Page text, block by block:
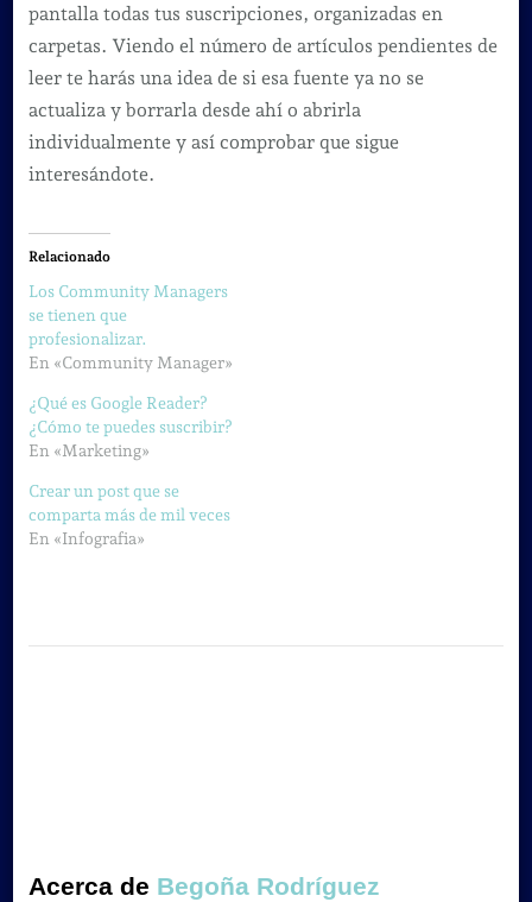
pantalla todas tus suscripciones, organizadas en
carpetas. Viendo el número de artículos pendientes de
leer te harás una idea de si esa fuente ya no se
actualiza y borrarla desde ahí o abrirla
individualmente y así comprobar que sigue
interesándote.
Relacionado
Los Community Managers
se tienen que
profesionalizar.
En «Community Manager»
¿Qué es Google Reader?
¿Cómo te puedes suscribir?
En «Marketing»
Crear un post que se
comparta más de mil veces
En «Infografia»
Acerca de Begoña Rodríguez